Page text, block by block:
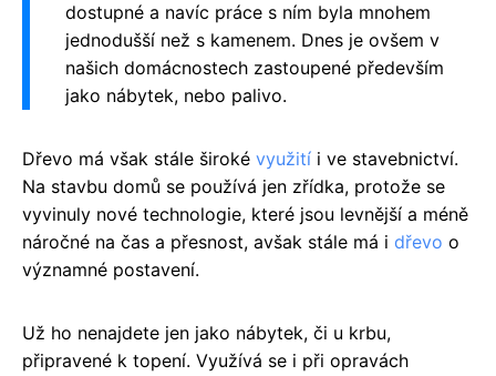
dostupné a navíc práce s ním byla mnohem
jednodušší než s kamenem. Dnes je ovšem v
našich domácnostech zastoupené především
jako nábytek, nebo palivo.
Dřevo má však stále široké využití i ve stavebnictví.
Na stavbu domů se používá jen zřídka, protože se
vyvinuly nové technologie, které jsou levnější a méně
náročné na čas a přesnost, avšak stále má i dřevo o
významné postavení.
Už ho nenajdete jen jako nábytek, či u krbu,
připravené k topení. Využívá se i při opravách